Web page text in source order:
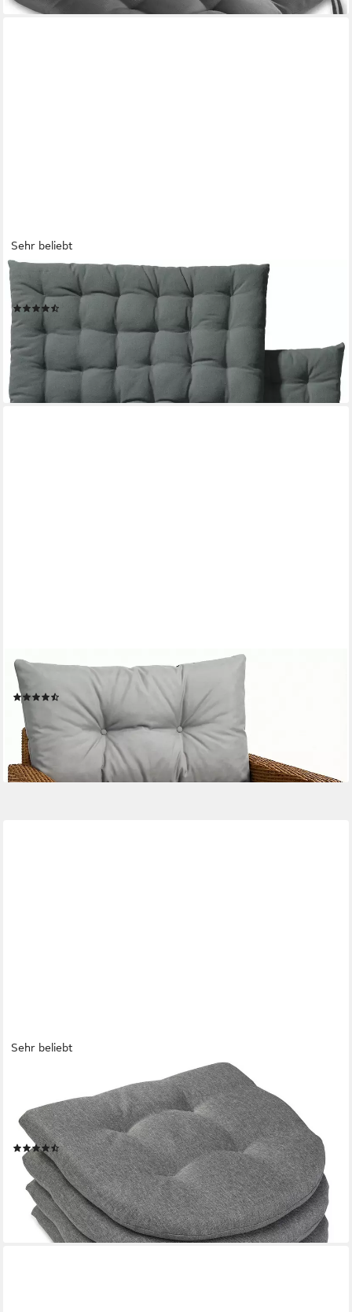
Sehr beliebt
Stuhlkissen Stuhlkissen 2er-Pack, Uni
21,99 € 33,99 €
-35%
lieferbar - in 2-3 Werktagen bei dir
AMAZINGGIRL
Sitzkissen Polster für Gartenmöbel - Lounge Kissen Outdoor
(14)
ab 21,99 €
(0,73 €/ 1 Stk)
lieferbar - in 3-4 Werktagen bei dir
+6
Sehr beliebt
Stuhlkissen 4er Set Auflage 40x40 für Stühle, Bänke in Haus
und Garten dick 5cm, Sitzkissen Sitzauflage Stuhlauflage
Gartenkissen Esszimmerstuhl
(38)
30,88 € 38,60 €
-20%
lieferbar - in 4-5 Werktagen bei dir
+5